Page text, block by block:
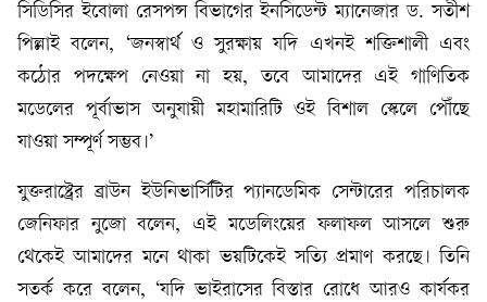
সিডিসির ইবোলা রেসপন্স বিভাগের ইনসিডেন্ট ম্যানেজার ড. সতীশ
পিল্লাই বলেন, ‘জনস্বার্থ ও সুরক্ষায় যদি এখনই শক্তিশালী এবং
কঠোর পদক্ষেপ নেওয়া না হয়, তবে আমাদের এই গাণিতিক
মডেলের পূর্বাভাস অনুযায়ী মহামারিটি ওই বিশাল স্কেলে পৌঁছে
যাওয়া সম্পূর্ণ সম্ভব।’
যুক্তরাষ্ট্রের ব্রাউন ইউনিভার্সিটির প্যানডেমিক সেন্টারের পরিচালক
জেনিফার নুজো বলেন, এই মডেলিংয়ের ফলাফল আসলে শুরু
থেকেই আমাদের মনে থাকা ভয়টিকেই সত্যি প্রমাণ করছে। তিনি
সতর্ক করে বলেন, ‘যদি ভাইরাসের বিস্তার রোধে আরও কার্যকর